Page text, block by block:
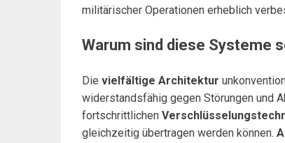
militärischer Operationen erheblich
Warum sind diese Systeme
Die vielfältige Architektur
widerstandsfähig gegen Störungen und
fortschrittlichen
gleichzeitig übertragen werden können.